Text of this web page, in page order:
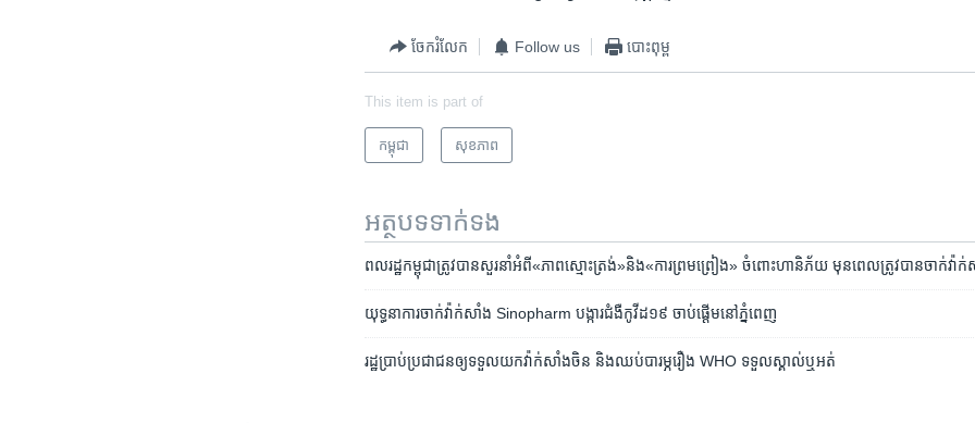
ចែករំលែក Follow us បោះពុម្ព
This item is part of
កម្ពុជា សុខភាព
អត្ថបទ​ទាក់ទង
ពលរដ្ឋ​កម្ពុជា​​ត្រូវ​បាន​សួរ​នាំ​អំពី«ភាព​ស្មោះ​ត្រង់»​និង​«ការ​ព្រមព្រៀង»​ ចំពោះ​​ហានិភ័យ មុន​ពេល​ត្រូវ​បាន​ចាក់​វ៉ា
យុទ្ធនាការ​ចាក់​វ៉ាក់សាំង Sinopharm បង្ការ​ជំងឺ​កូវីដ​១៩ ចាប់ផ្ដើម​នៅ​ភ្នំពេញ
រដ្ឋ​ប្រាប់​ប្រជាជន​ឲ្យ​ទទួល​យក​វ៉ាក់សាំង​ចិន និង​ឈប់​បារម្ភ​រឿង WHO ទទួល​ស្គាល់​ឬ​អត់